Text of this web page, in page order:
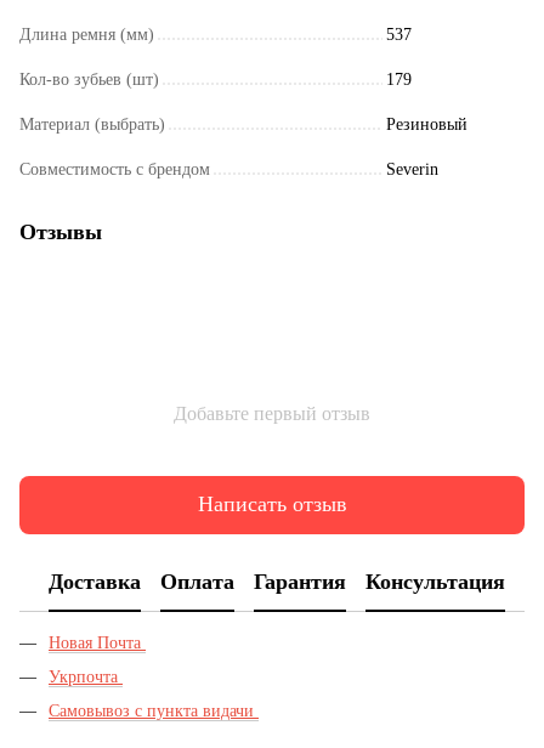
Длина ремня (мм) 537
Кол-во зубьев (шт) 179
Материал (выбрать) Резиновый
Совместимость с брендом Severin
Отзывы
Добавьте первый отзыв
Написать отзыв
Доставка Оплата Гарантия Консультация
Новая Почта
Укрпочта
Самовывоз с пункта видачи